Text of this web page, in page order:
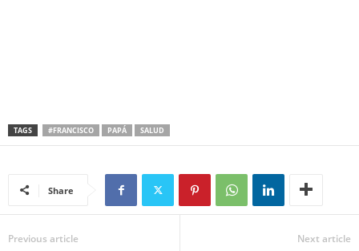
TAGS #FRANCISCO PAPÁ SALUD
Share
Previous article Next article